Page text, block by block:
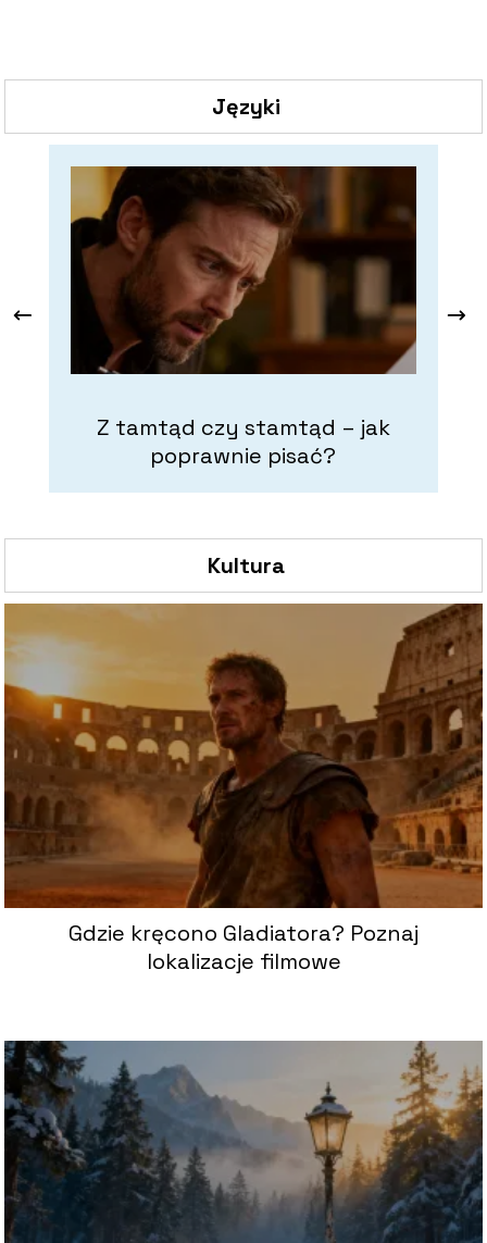
Języki
Z tamtąd czy stamtąd – jak
poprawnie pisać?
Kultura
Gdzie kręcono Gladiatora? Poznaj
lokalizacje filmowe